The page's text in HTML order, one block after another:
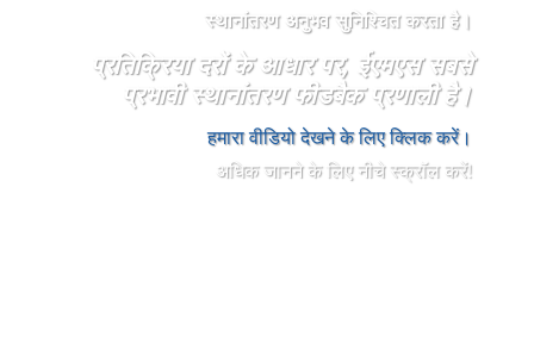
स्थानांतरण अनुभव सुनिश्चित करता है।
प्रतिक्रिया दरों के आधार पर, ईएमएस सबसे
प्रभावी स्थानांतरण फीडबैक प्रणाली है।
हमारा वीडियो देखने के लिए क्लिक करें।
अधिक जानने के लिए नीचे स्क्रॉल करें!